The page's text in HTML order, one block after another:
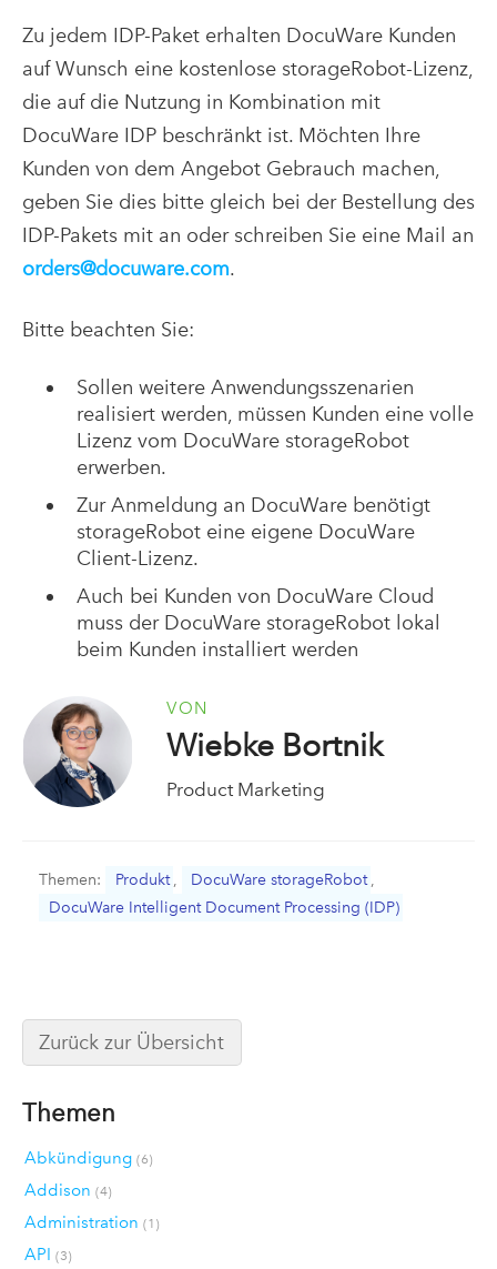
Zu jedem IDP-Paket erhalten DocuWare Kunden
auf Wunsch eine kostenlose storageRobot-Lizenz,
die auf die Nutzung in Kombination mit
DocuWare IDP beschränkt ist. Möchten Ihre
Kunden von dem Angebot Gebrauch machen,
geben Sie dies bitte gleich bei der Bestellung des
IDP-Pakets mit an oder schreiben Sie eine Mail an
orders@docuware.com.
Bitte beachten Sie:
Sollen weitere Anwendungsszenarien
realisiert werden, müssen Kunden eine volle
Lizenz vom DocuWare storageRobot
erwerben.
Zur Anmeldung an DocuWare benötigt
storageRobot eine eigene DocuWare
Client-Lizenz.
Auch bei Kunden von DocuWare Cloud
muss der DocuWare storageRobot lokal
beim Kunden installiert werden
VON
Wiebke Bortnik
Product Marketing
Themen: Produkt , DocuWare storageRobot ,
DocuWare Intelligent Document Processing (IDP)
Zurück zur Übersicht
Themen
Abkündigung (6)
Addison (4)
Administration (1)
API (3)